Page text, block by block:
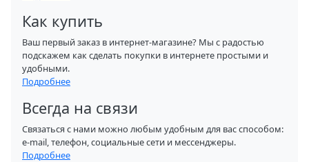
Как купить
Ваш первый заказ в интернет-магазине? Мы с радостью
подскажем как сделать покупки в интернете простыми и
удобными.
Подробнее
Всегда на связи
Связаться с нами можно любым удобным для вас способом:
e-mail, телефон, социальные сети и мессенджеры.
Подробнее